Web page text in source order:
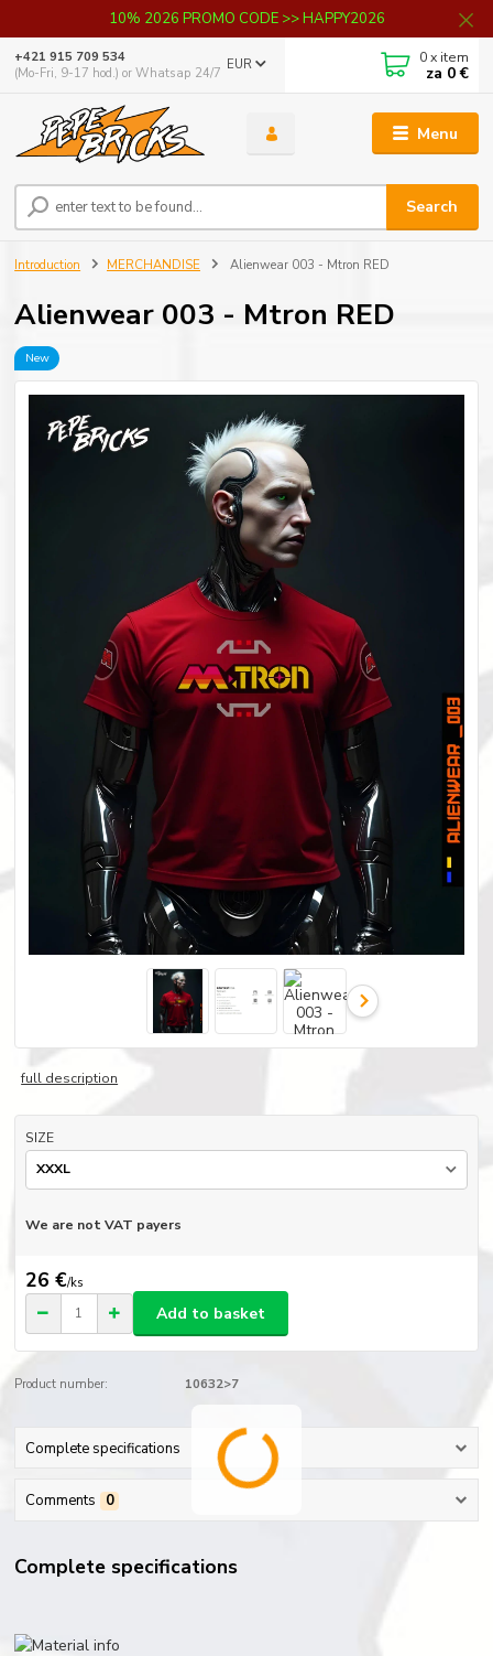
10% 2026 PROMO CODE >> HAPPY2026
Menu
EUR
Search
+421 915 709 534
(Mo-Fri, 9-17 hod.) or Whatsap 24/7
0x item
za 0 €
Introduction MERCHANDISE Alienwear 003 - Mtron RED
Alienwear 003 - Mtron RED
New
full description
SIZE
We are not VAT payers
26 €/ks
Add to basket
Product number: 10632>7
Complete specifications
Comments 0
Complete specifications